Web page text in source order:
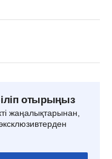
отырыңыз
жаңалықтарынан,